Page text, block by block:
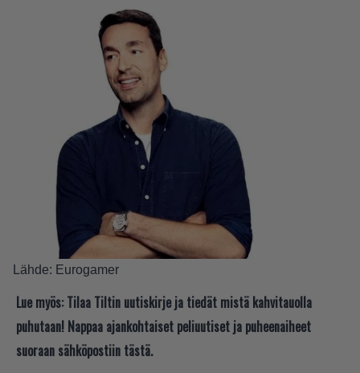
Lähde: Eurogamer
Lue myös: Tilaa Tiltin uutiskirje ja tiedät mistä kahvitauolla
puhutaan! Nappaa ajankohtaiset peliuutiset ja puheenaiheet
suoraan sähköpostiin tästä.